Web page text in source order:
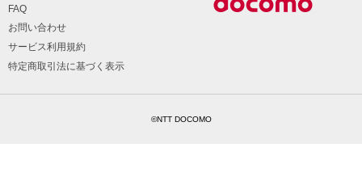
FAQ
お問い合わせ
サービス利用規約
特定商取引法に基づく表示
©NTT DOCOMO